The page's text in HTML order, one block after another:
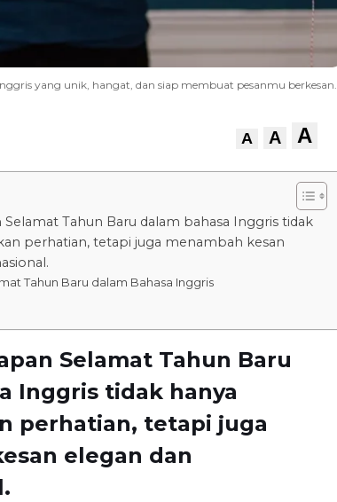
yang unik, hangat, dan siap membuat pesanmu berkesan.
A A A
Tahun Baru dalam bahasa Inggris tidak
perhatian, tetapi juga menambah kesan
Tahun Baru dalam Bahasa Inggris
Selamat Tahun Baru
Inggris tidak hanya
perhatian, tetapi juga
elegan dan